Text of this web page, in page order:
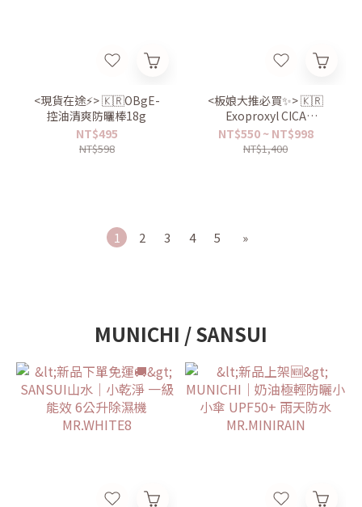
<現貨在途⚡️> 🇰🇷OBgE-
控油清爽防曬棒18g
NT$495
NT$598
<板娘大推必買✨> 🇰🇷
Exoproxyl CICA
EXOSOmethod™ 積雪草外
囊泡20安瓶修護霜30ml
NT$550 ~ NT$998
NT$1,400
1 2 3 4 5 »
MUNICHI / SANSUI